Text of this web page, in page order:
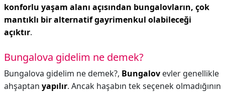
konforlu yaşam alanı açısından bungalovların, çok
mantıklı bir alternatif gayrimenkul olabileceği
açıktır.
Bungalova gidelim ne demek?
Bungalova gidelim ne demek?, Bungalov evler genellikle
ahşaptan yapılır. Ancak haşabın tek seçenek olmadığının